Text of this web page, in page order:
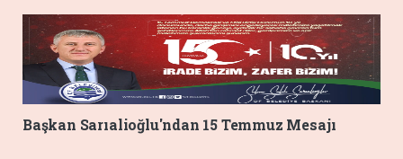
Başkan Sarıalioğlu'ndan 15 Temmuz Mesajı